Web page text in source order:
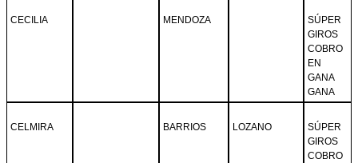
CECILIA MENDOZA
SÚPER
GIROS
COBRO
EN
GANA
GANA
CELMIRA BARRIOS LOZANO
SÚPER
GIROS
COBRO